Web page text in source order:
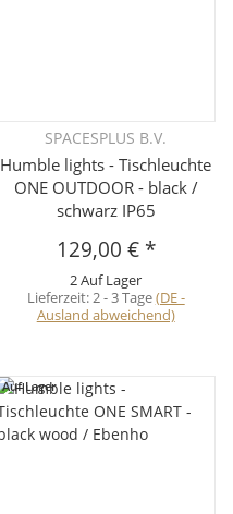
SPACESPLUS B.V.
Humble lights - Tischleuchte
ONE OUTDOOR - black /
schwarz IP65
129,00 € *
2 Auf Lager
Lieferzeit:2 - 3 Tage(DE -
Ausland abweichend)
Auf Lager